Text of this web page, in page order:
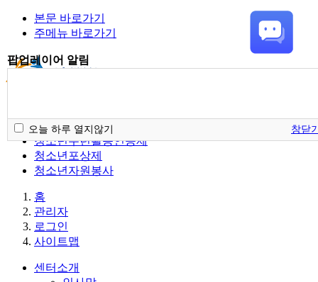
본문 바로가기
주메뉴 바로가기
청소년활동정보서비스
청소년수련활동인증제
청소년포상제
청소년자원봉사
홈
관리자
로그인
사이트맵
센터소개
팝업레이어 알림
오늘 하루 열지않기 창닫